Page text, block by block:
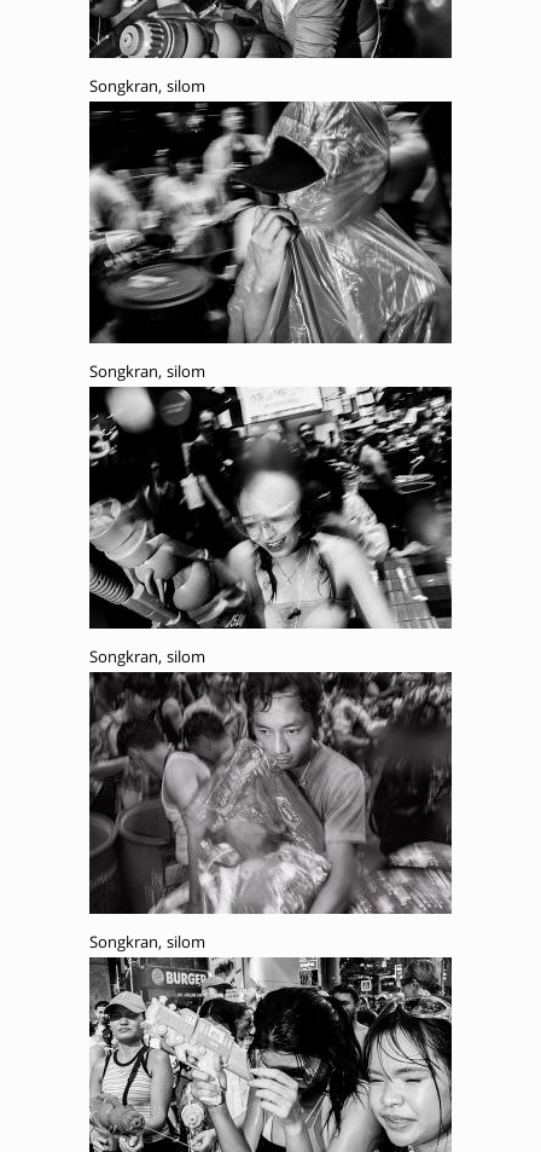
Songkran, silom
Songkran, silom
Songkran, silom
Songkran, silom